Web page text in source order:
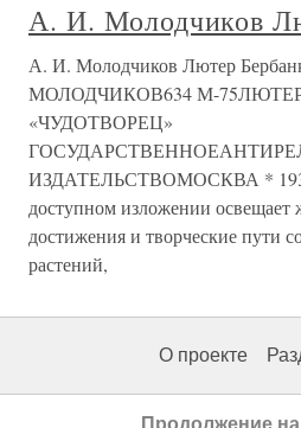
А. И. Молодчиков
А. И. Молодчиков Лютер
МОЛОДЧИКОВ634 М-
«ЧУДОТВОРЕЦ»
ИЗДАТЕЛЬСТВОМОСКВА *
доступном изложении освещает
достижения и творческие пути
растений,
О проекте
Продолжение